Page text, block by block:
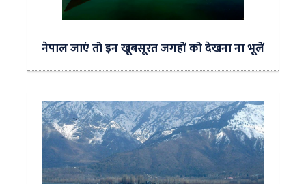
नेपाल जाएं तो इन खूबसूरत जगहों को देखना ना भूलें